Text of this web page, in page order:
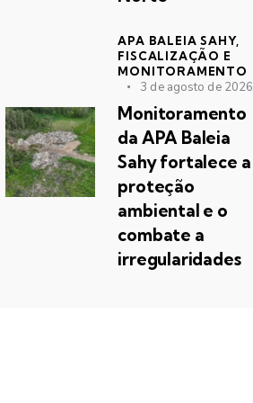
APA BALEIA SAHY,
FISCALIZAÇÃO E
MONITORAMENTO
3 de agosto de 2026
Monitoramento
da APA Baleia
Sahy fortalece a
proteção
ambiental e o
combate a
irregularidades